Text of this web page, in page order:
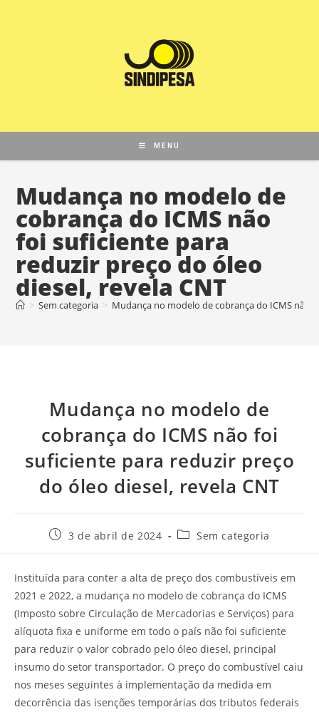
MENU
Mudança no modelo de
cobrança do ICMS não
foi suficiente para
reduzir preço do óleo
diesel, revela CNT
> Sem categoria > Mudança no modelo de cobrança do ICMS não
Mudança no modelo de
cobrança do ICMS não foi
suficiente para reduzir preço
do óleo diesel, revela CNT
3 de abril de 2024 Sem categoria
Instituída para conter a alta de preço dos combustíveis em
2021 e 2022, a mudança no modelo de cobrança do ICMS
(Imposto sobre Circulação de Mercadorias e Serviços) para
alíquota fixa e uniforme em todo o país não foi suficiente
para reduzir o valor cobrado pelo óleo diesel, principal
insumo do setor transportador. O preço do combustível caiu
nos meses seguintes à implementação da medida em
decorrência das isenções temporárias dos tributos federais